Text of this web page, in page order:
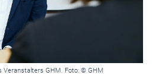
Veranstalters GHM. Foto: © GHM